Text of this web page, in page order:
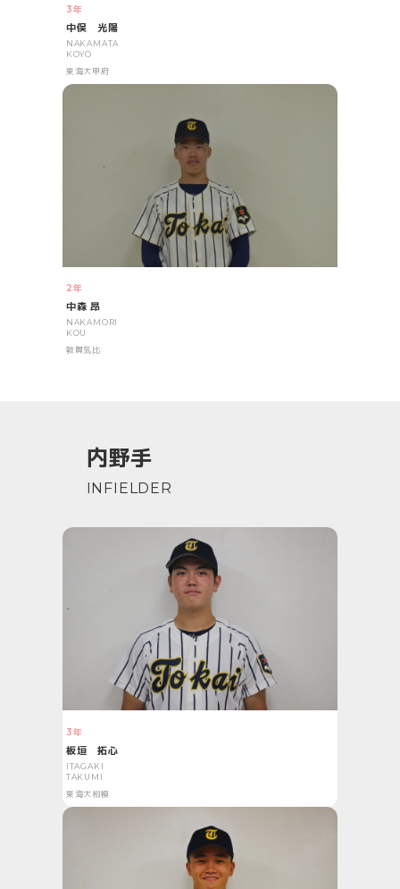
3年
中俣 光陽
NAKAMATA
KOYO
東海大甲府
2年
中森 昂
NAKAMORI
KOU
敦賀気比
内野手
INFIELDER
3年
板垣 拓心
ITAGAKI
TAKUMI
東海大相模